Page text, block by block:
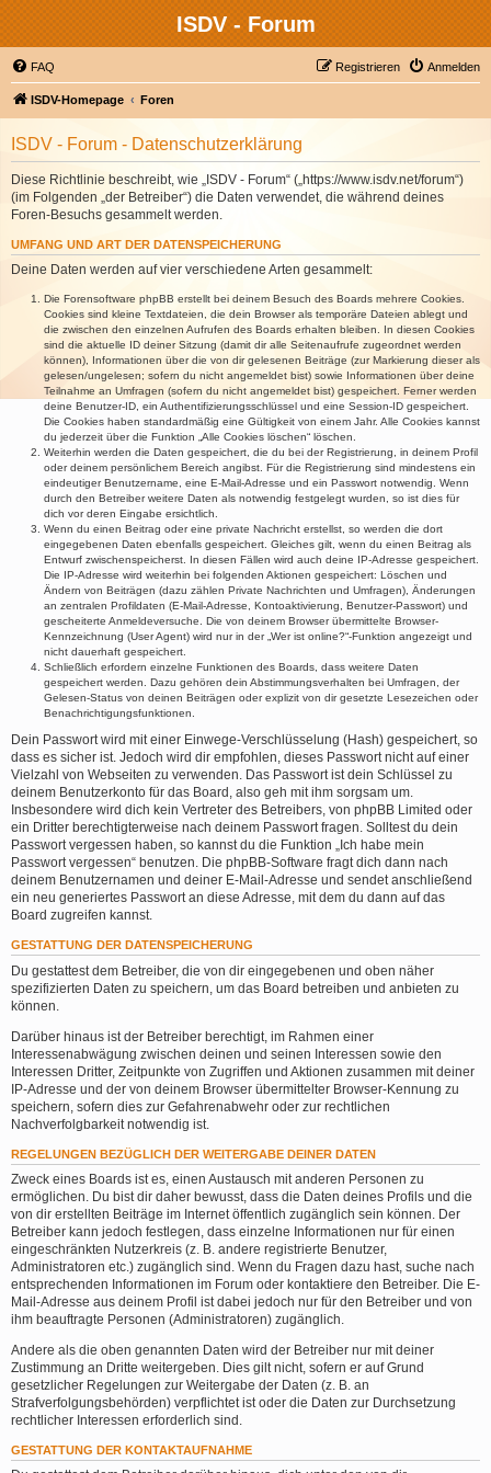
ISDV - Forum
FAQ Anmelden
Registrieren
ISDV-Homepage Foren
ISDV - Forum - Datenschutzerklärung
Diese Richtlinie beschreibt, wie „ISDV - Forum“ („https://www.isdv.net/forum“)
(im Folgenden „der Betreiber“) die Daten verwendet, die während deines
Foren-Besuchs gesammelt werden.
UMFANG UND ART DER DATENSPEICHERUNG
Deine Daten werden auf vier verschiedene Arten gesammelt:
Die Forensoftware phpBB erstellt bei deinem Besuch des Boards mehrere Cookies.
Cookies sind kleine Textdateien, die dein Browser als temporäre Dateien ablegt und
die zwischen den einzelnen Aufrufen des Boards erhalten bleiben. In diesen Cookies
sind die aktuelle ID deiner Sitzung (damit dir alle Seitenaufrufe zugeordnet werden
können), Informationen über die von dir gelesenen Beiträge (zur Markierung dieser als
gelesen/ungelesen; sofern du nicht angemeldet bist) sowie Informationen über deine
Teilnahme an Umfragen (sofern du nicht angemeldet bist) gespeichert. Ferner werden
deine Benutzer-ID, ein Authentifizierungsschlüssel und eine Session-ID gespeichert.
Die Cookies haben standardmäßig eine Gültigkeit von einem Jahr. Alle Cookies kannst
du jederzeit über die Funktion „Alle Cookies löschen“ löschen.
Weiterhin werden die Daten gespeichert, die du bei der Registrierung, in deinem Profil
oder deinem persönlichem Bereich angibst. Für die Registrierung sind mindestens ein
eindeutiger Benutzername, eine E-Mail-Adresse und ein Passwort notwendig. Wenn
durch den Betreiber weitere Daten als notwendig festgelegt wurden, so ist dies für
dich vor deren Eingabe ersichtlich.
Wenn du einen Beitrag oder eine private Nachricht erstellst, so werden die dort
eingegebenen Daten ebenfalls gespeichert. Gleiches gilt, wenn du einen Beitrag als
Entwurf zwischenspeicherst. In diesen Fällen wird auch deine IP-Adresse gespeichert.
Die IP-Adresse wird weiterhin bei folgenden Aktionen gespeichert: Löschen und
Ändern von Beiträgen (dazu zählen Private Nachrichten und Umfragen), Änderungen
an zentralen Profildaten (E-Mail-Adresse, Kontoaktivierung, Benutzer-Passwort) und
gescheiterte Anmeldeversuche. Die von deinem Browser übermittelte Browser-
Kennzeichnung (User Agent) wird nur in der „Wer ist online?“-Funktion angezeigt und
nicht dauerhaft gespeichert.
Schließlich erfordern einzelne Funktionen des Boards, dass weitere Daten
gespeichert werden. Dazu gehören dein Abstimmungsverhalten bei Umfragen, der
Gelesen-Status von deinen Beiträgen oder explizit von dir gesetzte Lesezeichen oder
Benachrichtigungsfunktionen.
Dein Passwort wird mit einer Einwege-Verschlüsselung (Hash) gespeichert, so
dass es sicher ist. Jedoch wird dir empfohlen, dieses Passwort nicht auf einer
Vielzahl von Webseiten zu verwenden. Das Passwort ist dein Schlüssel zu
deinem Benutzerkonto für das Board, also geh mit ihm sorgsam um.
Insbesondere wird dich kein Vertreter des Betreibers, von phpBB Limited oder
ein Dritter berechtigterweise nach deinem Passwort fragen. Solltest du dein
Passwort vergessen haben, so kannst du die Funktion „Ich habe mein
Passwort vergessen“ benutzen. Die phpBB-Software fragt dich dann nach
deinem Benutzernamen und deiner E-Mail-Adresse und sendet anschließend
ein neu generiertes Passwort an diese Adresse, mit dem du dann auf das
Board zugreifen kannst.
GESTATTUNG DER DATENSPEICHERUNG
Du gestattest dem Betreiber, die von dir eingegebenen und oben näher
spezifizierten Daten zu speichern, um das Board betreiben und anbieten zu
können.
Darüber hinaus ist der Betreiber berechtigt, im Rahmen einer
Interessenabwägung zwischen deinen und seinen Interessen sowie den
Interessen Dritter, Zeitpunkte von Zugriffen und Aktionen zusammen mit deiner
IP-Adresse und der von deinem Browser übermittelter Browser-Kennung zu
speichern, sofern dies zur Gefahrenabwehr oder zur rechtlichen
Nachverfolgbarkeit notwendig ist.
REGELUNGEN BEZÜGLICH DER WEITERGABE DEINER DATEN
Zweck eines Boards ist es, einen Austausch mit anderen Personen zu
ermöglichen. Du bist dir daher bewusst, dass die Daten deines Profils und die
von dir erstellten Beiträge im Internet öffentlich zugänglich sein können. Der
Betreiber kann jedoch festlegen, dass einzelne Informationen nur für einen
eingeschränkten Nutzerkreis (z. B. andere registrierte Benutzer,
Administratoren etc.) zugänglich sind. Wenn du Fragen dazu hast, suche nach
entsprechenden Informationen im Forum oder kontaktiere den Betreiber. Die E-
Mail-Adresse aus deinem Profil ist dabei jedoch nur für den Betreiber und von
ihm beauftragte Personen (Administratoren) zugänglich.
Andere als die oben genannten Daten wird der Betreiber nur mit deiner
Zustimmung an Dritte weitergeben. Dies gilt nicht, sofern er auf Grund
gesetzlicher Regelungen zur Weitergabe der Daten (z. B. an
Strafverfolgungsbehörden) verpflichtet ist oder die Daten zur Durchsetzung
rechtlicher Interessen erforderlich sind.
GESTATTUNG DER KONTAKTAUFNAHME